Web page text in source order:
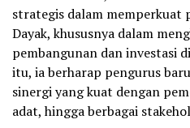
strategis dalam memperkuat
Dayak, khususnya dalam
pembangunan dan investasi
itu, ia berharap pengurus
sinergi yang kuat dengan
adat, hingga berbagai